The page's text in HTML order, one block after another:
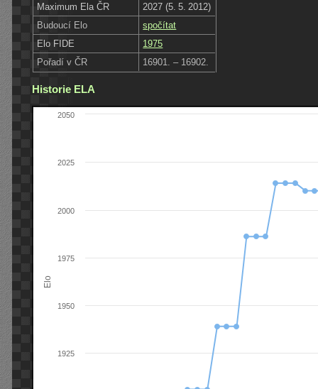
Maximum Ela ČR
2027 (5. 5. 2012)
Budoucí Elo
spočítat
Elo FIDE
1975
Pořadí v ČR
16901. – 16902.
Historie ELA
Elo
2000
1925
1950
1975
2025
2050